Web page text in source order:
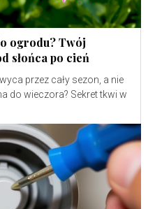
ogrodu? Twój
słońca po cień
przez cały sezon, a nie
do wieczora? Sekret tkwi w